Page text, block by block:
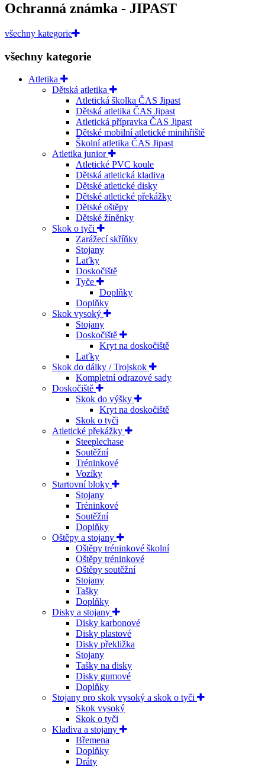
Ochranná známka - JIPAST
všechny kategorie
všechny kategorie
Atletika
Dětská atletika
Atletická školka ČAS Jipast
Dětská atletika ČAS Jipast
Atletická přípravka ČAS Jipast
Dětské mobilní atletické minihřiště
Školní atletika ČAS Jipast
Atletika junior
Atletické PVC koule
Dětská atletická kladiva
Dětské atletické disky
Dětské atletické překážky
Dětské oštěpy
Dětské žíněnky
Skok o tyči
Zarážecí skříňky
Stojany
Laťky
Doskočiště
Tyče
Doplňky
Doplňky
Skok vysoký
Stojany
Doskočiště
Kryt na doskočiště
Laťky
Skok do dálky / Trojskok
Kompletní odrazové sady
Doskočiště
Skok do výšky
Kryt na doskočiště
Skok o tyči
Atletické překážky
Steeplechase
Soutěžní
Tréninkové
Vozíky
Startovní bloky
Stojany
Tréninkové
Soutěžní
Doplňky
Oštěpy a stojany
Oštěpy tréninkové školní
Oštěpy tréninkové
Oštěpy soutěžní
Stojany
Tašky
Doplňky
Disky a stojany
Disky karbonové
Disky plastové
Disky překližka
Stojany
Tašky na disky
Disky gumové
Doplňky
Stojany pro skok vysoký a skok o tyči
Skok vysoký
Skok o tyči
Kladiva a stojany
Břemena
Doplňky
Dráty